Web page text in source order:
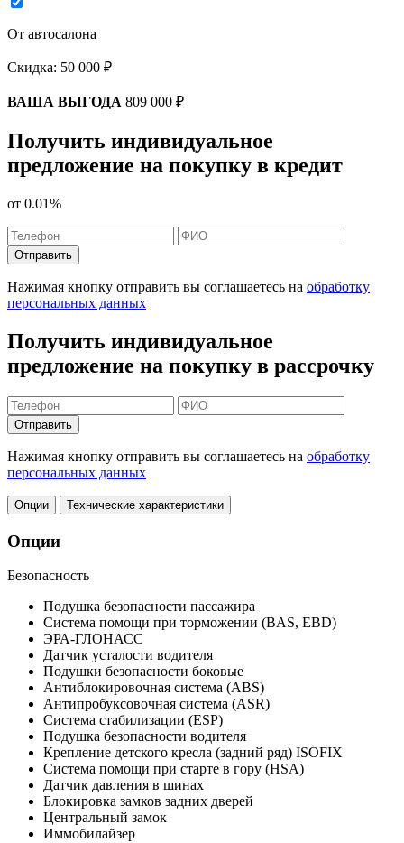
От автосалона
Скидка: 50 000 ₽
ВАША ВЫГОДА 809 000 ₽
Получить индивидуальное
предложение на покупку в кредит
от 0.01%
Отправить
Нажимая кнопку отправить вы соглашаетесь на обработку
персональных данных
Получить индивидуальное
предложение на покупку в рассрочку
Отправить
Нажимая кнопку отправить вы соглашаетесь на обработку
персональных данных
Опции Технические характеристики
Опции
Безопасность
Подушка безопасности пассажира
Система помощи при торможении (BAS, EBD)
ЭРА-ГЛОНАСС
Датчик усталости водителя
Подушки безопасности боковые
Антиблокировочная система (ABS)
Антипробуксовочная система (ASR)
Система стабилизации (ESP)
Подушка безопасности водителя
Крепление детского кресла (задний ряд) ISOFIX
Система помощи при старте в гору (HSA)
Датчик давления в шинах
Блокировка замков задних дверей
Центральный замок
Иммобилайзер